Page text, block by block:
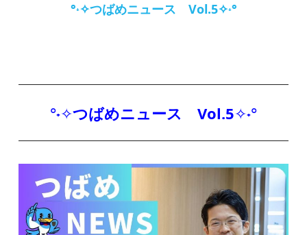
°˖✧つばめニュース Vol.5✧˖°
°˖✧つばめニュース Vol.5✧˖°